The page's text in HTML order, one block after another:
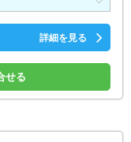
詳細を見る
せる